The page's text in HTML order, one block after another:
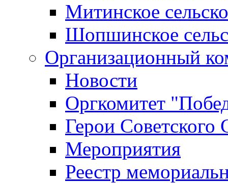
Митинское
Шопшинское
Организационный
Новости
Оргкомитет
Герои Советского
Мероприятия
Реестр